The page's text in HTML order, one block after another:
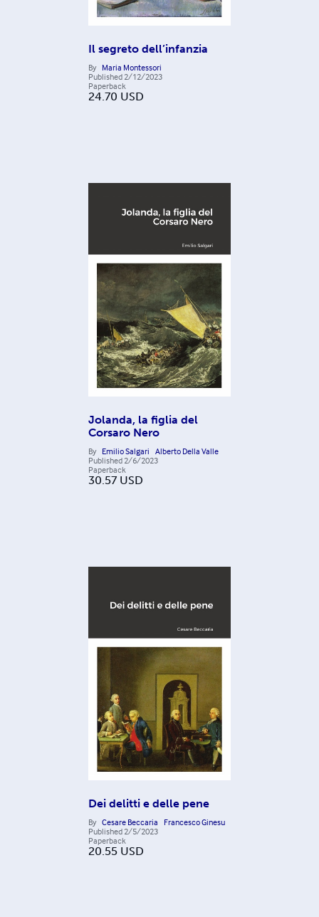
Il segreto dell’infanzia
By Maria Montessori
Published 2/12/2023
Paperback
24.70 USD
Jolanda, la figlia del
Corsaro Nero
By Emilio Salgari Alberto Della Valle
Published 2/6/2023
Paperback
30.57 USD
Dei delitti e delle pene
By Cesare Beccaria
Francesco Ginesu
Published 2/5/2023
Paperback
20.55 USD